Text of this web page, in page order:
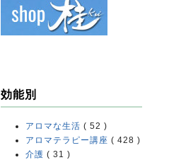
効能別
アロマな生活 ( 52 )
アロマテラピー講座 ( 428 )
介護 ( 31 )